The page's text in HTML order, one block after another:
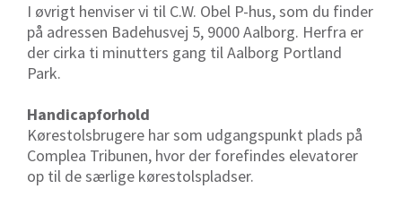
I øvrigt henviser vi til C.W. Obel P-hus, som du finder
på adressen Badehusvej 5, 9000 Aalborg. Herfra er
der cirka ti minutters gang til Aalborg Portland
Park.
Handicapforhold
Kørestolsbrugere har som udgangspunkt plads på
Complea Tribunen, hvor der forefindes elevatorer
op til de særlige kørestolspladser.